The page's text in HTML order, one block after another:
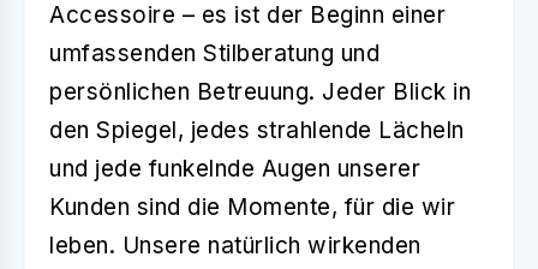
Accessoire – es ist der Beginn einer
umfassenden Stilberatung und
persönlichen Betreuung. Jeder Blick in
den Spiegel, jedes strahlende Lächeln
und jede funkelnde Augen unserer
Kunden sind die Momente, für die wir
leben. Unsere natürlich wirkenden